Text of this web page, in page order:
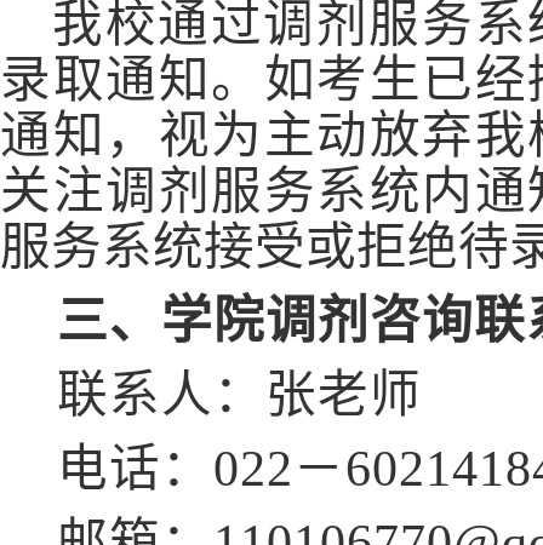
我校通过调剂服务
录取通知。如考生已
通知，视为主动放弃
关注调剂服务系统内
服务系统接受或拒绝待
三、学院调剂咨询联
联系人：张老师
电话： 022－